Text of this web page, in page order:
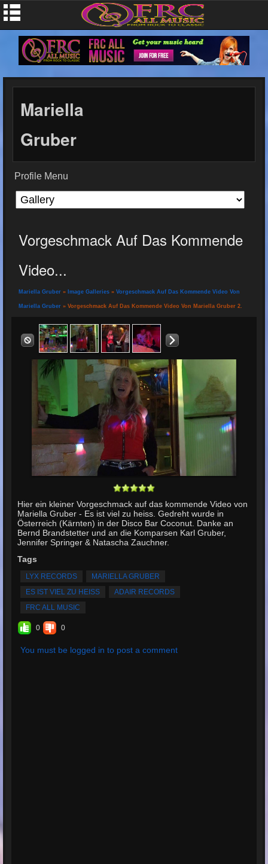
Mariella
Gruber
Profile Menu
Vorgeschmack Auf Das Kommende
Video...
Mariella Gruber » Image Galleries » Vorgeschmack Auf Das Kommende Video Von
Mariella Gruber » Vorgeschmack Auf Das Kommende Video Von Mariella Gruber 2.
Hier ein kleiner Vorgeschmack auf das kommende Video von
Mariella Gruber - Es ist viel zu heiss. Gedreht wurde in
Österreich (Kärnten) in der Disco Bar Coconut. Danke an
Bernd Brandstetter und an die Komparsen Karl Gruber,
Jennifer Springer & Natascha Zauchner.
Tags
LYX RECORDS
MARIELLA GRUBER
ES IST VIEL ZU HEISS
ADAIR RECORDS
FRC ALL MUSIC
0 0
You must be logged in to post a comment